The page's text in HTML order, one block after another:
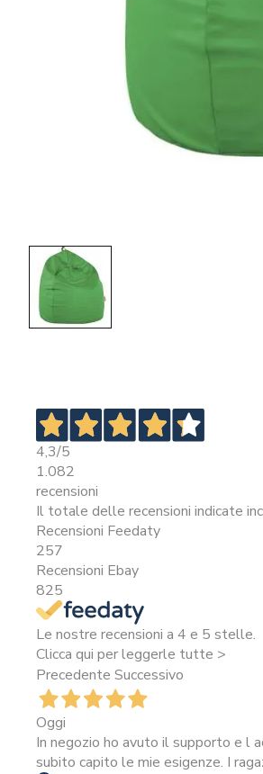
4,3/5
1.082
recensioni
Il totale delle recensioni indicate
Recensioni Feedaty
257
Recensioni Ebay
825
Le nostre recensioni a 4 e 5 stelle.
Clicca qui per leggerle tutte >
Precedente Successivo
Oggi
In negozio ho avuto il supporto e l
subito capito le mie esigenze. I